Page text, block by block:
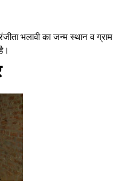
भलावी का जन्म स्थान व ग्राम